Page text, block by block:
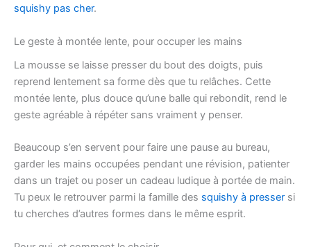
squishy pas cher.
Le geste à montée lente, pour occuper les mains
La mousse se laisse presser du bout des doigts, puis
reprend lentement sa forme dès que tu relâches. Cette
montée lente, plus douce qu’une balle qui rebondit, rend le
geste agréable à répéter sans vraiment y penser.
Beaucoup s’en servent pour faire une pause au bureau,
garder les mains occupées pendant une révision, patienter
dans un trajet ou poser un cadeau ludique à portée de main.
Tu peux le retrouver parmi la famille des squishy à presser si
tu cherches d’autres formes dans le même esprit.